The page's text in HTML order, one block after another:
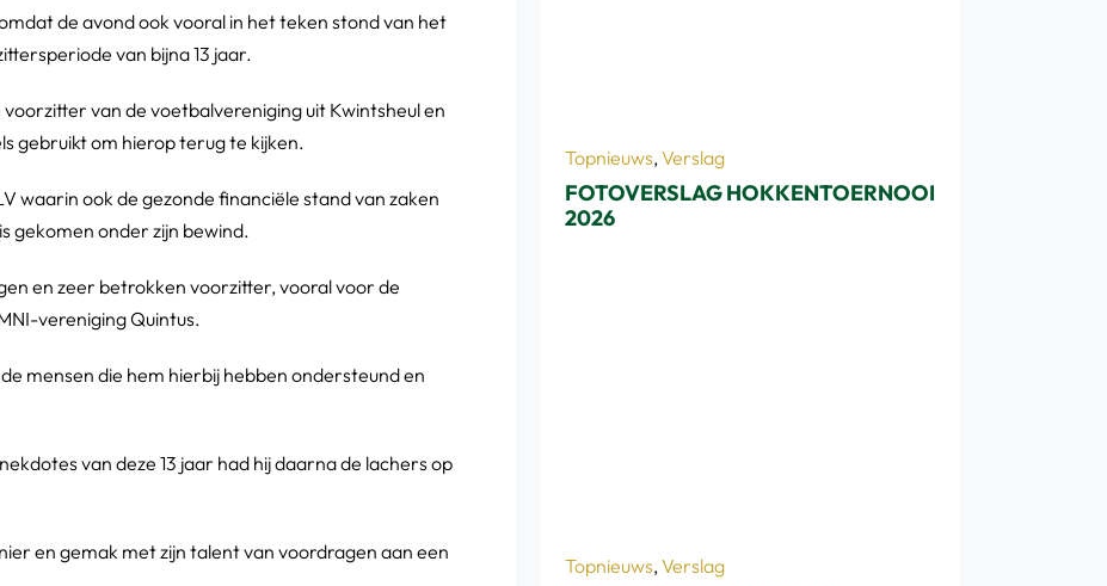
de avond ook vooral in het teken stond van het
van bijna 13 jaar.
van de voetbalvereniging uit Kwintsheul en
gebruikt om hierop terug te kijken.
waarin ook de gezonde financiële stand van zaken
gekomen onder zijn bewind.
en zeer betrokken voorzitter, vooral voor de
vereniging Quintus.
mensen die hem hierbij hebben ondersteund en
van deze 13 jaar had hij daarna de lachers op
en gemak met zijn talent van voordragen aan een
Topnieuws,Verslag
FOTOVERSLAG HOKKENTOERNOOI
2026
Topnieuws,Verslag